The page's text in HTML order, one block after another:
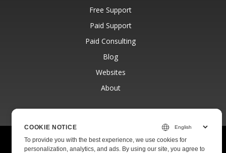
Free Support
Paid Support
Paid Consulting
Blog
Websites
About
© Aspose Pty Ltd 2001-2026.All Rights Reserved.
Privacy Policy Terms of use Contact
COOKIE NOTICE
To provide you with the best experience, we use cookies for
personalization, analytics, and ads. By using our site, you agree to